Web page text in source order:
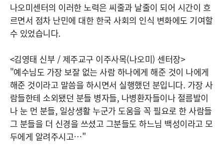
나오미센터의 이러한 노력은 씨줄과 날줄이 되어 시간이 흐
르면서 점차 난민에 대한 한국 사회의 인식 변화에도 기여할
수 있었습니다.
<김영태 신부 / 제주교구 이주사목(나오미) 센터장>
"예수님도 가장 보잘 없는 사람 하나에게 해준 것이 나에게
해준 것이라고 말씀을 하시면서 실행했던 분입니다. 가장 사
람들한테 소외됐던 분들 병자들, 나병환자들이나 절름발이
나 눈 먼 분들, 일상생활 누군가 도움을 꼭 필요로 한 사람들
그 분들을 더 신경을 쓰셨고 그분들도 하느님 백성이라고 모
두에게 알려주시고…"